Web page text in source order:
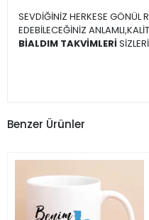
SEVDİĞİNİZ HERKESE GÖNÜL
EDEBİLECEĞİNİZ
BİALDIM TAKVİMLERİ
Benzer Ürünler